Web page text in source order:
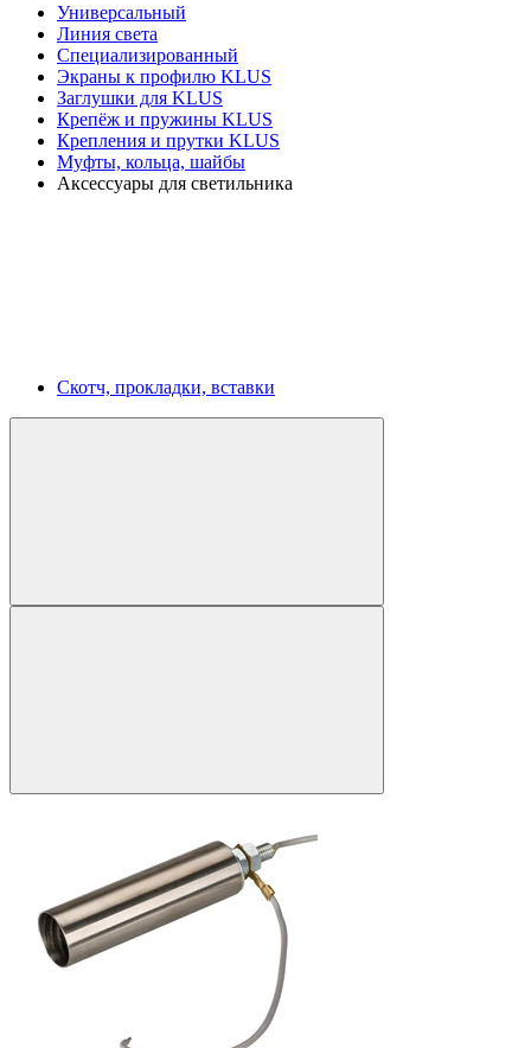
Универсальный
Линия света
Специализированный
Экраны к профилю KLUS
Заглушки для KLUS
Крепёж и пружины KLUS
Крепления и прутки KLUS
Муфты, кольца, шайбы
Аксессуары для светильника
Скотч, прокладки, вставки